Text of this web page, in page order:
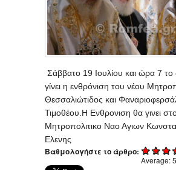
Σάββατο 19 Ιουλίου και ώρα 7
γίνει η ενθρόνιση του νέου
Θεσσαλιώτιδος και
Τιμοθέου.Η Ενθρονιση θα γινει
Μητροπολιτικο Ναο Αγιων
Ελενης
Βαθμολογήστε το άρθρο:
Average:5